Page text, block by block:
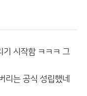
시작함 ㅋㅋㅋ 그
리는 공식 성립했네